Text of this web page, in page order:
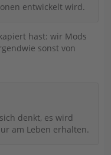
entwickelt wird.
hast: wir Mods
sonst von
denkt, es wird
am Leben erhalten.